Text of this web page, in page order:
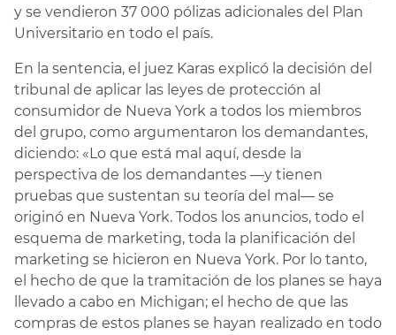
y se vendieron 37 000 pólizas adicionales del Plan
Universitario en todo el país.
En la sentencia, el juez Karas explicó la decisión del
tribunal de aplicar las leyes de protección al
consumidor de Nueva York a todos los miembros
del grupo, como argumentaron los demandantes,
diciendo: «Lo que está mal aquí, desde la
perspectiva de los demandantes —y tienen
pruebas que sustentan su teoría del mal— se
originó en Nueva York. Todos los anuncios, todo el
esquema de marketing, toda la planificación del
marketing se hicieron en Nueva York. Por lo tanto,
el hecho de que la tramitación de los planes se haya
llevado a cabo en Michigan; el hecho de que las
compras de estos planes se hayan realizado en todo